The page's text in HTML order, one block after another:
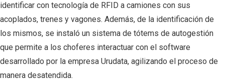
identificar con tecnología de RFID a camiones con sus
acoplados, trenes y vagones. Además, de la identificación de
los mismos, se instaló un sistema de tótems de autogestión
que permite a los choferes interactuar con el software
desarrollado por la empresa Urudata, agilizando el proceso de
manera desatendida.